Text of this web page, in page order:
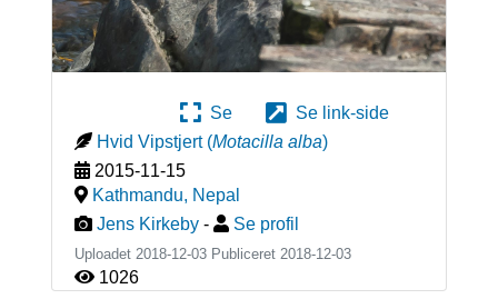
Se
Se link-side
Hvid Vipstjert (Motacilla alba)
2015-11-15
Kathmandu, Nepal
Jens Kirkeby - Se profil
Uploadet 2018-12-03 Publiceret 2018-12-03
1026